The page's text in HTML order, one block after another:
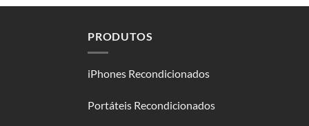
PRODUTOS
iPhones Recondicionados
Portáteis Recondicionados